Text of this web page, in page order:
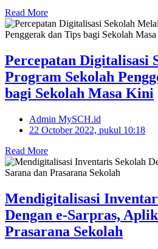
Read More
Percepatan Digitalisasi
Program Sekolah
bagi Sekolah Masa Kini
Admin MySCH.id
22 October 2022, pukul 10:18
Read More
Mendigitalisasi
Dengan e-Sarpras,
Prasarana Sekolah